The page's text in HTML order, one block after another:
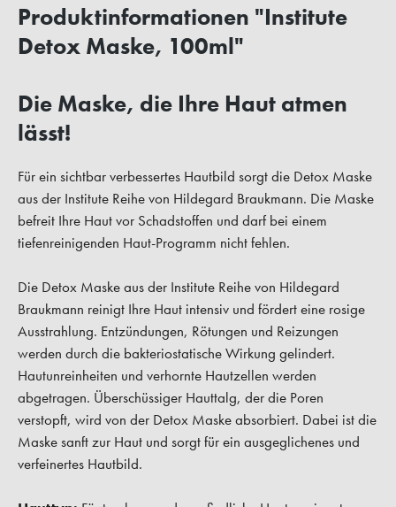
Produktinformationen "Institute
Detox Maske, 100ml"
Die Maske, die Ihre Haut atmen
lässt!
Für ein sichtbar verbessertes Hautbild sorgt die Detox Maske
aus der Institute Reihe von Hildegard Braukmann. Die Maske
befreit Ihre Haut vor Schadstoffen und darf bei einem
tiefenreinigenden Haut-Programm nicht fehlen.
Die Detox Maske aus der Institute Reihe von Hildegard
Braukmann reinigt Ihre Haut intensiv und fördert eine rosige
Ausstrahlung. Entzündungen, Rötungen und Reizungen
werden durch die bakteriostatische Wirkung gelindert.
Hautunreinheiten und verhornte Hautzellen werden
abgetragen. Überschüssiger Hauttalg, der die Poren
verstopft, wird von der Detox Maske absorbiert. Dabei ist die
Maske sanft zur Haut und sorgt für ein ausgeglichenes und
verfeinertes Hautbild.